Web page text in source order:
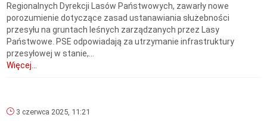
Regionalnych Dyrekcji Lasów Państwowych, zawarły nowe
porozumienie dotyczące zasad ustanawiania służebności
przesyłu na gruntach leśnych zarządzanych przez Lasy
Państwowe. PSE odpowiadają za utrzymanie infrastruktury
przesyłowej w stanie,...
Więcej...
3 czerwca 2025, 11:21